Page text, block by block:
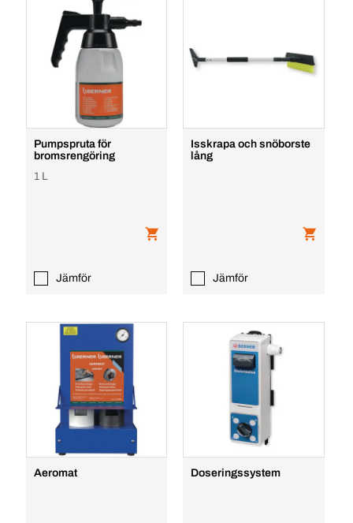
Pumpspruta för
bromsrengöring
1 L
Jämför
Isskrapa och snöborste
lång
Jämför
Aeromat Doseringssystem